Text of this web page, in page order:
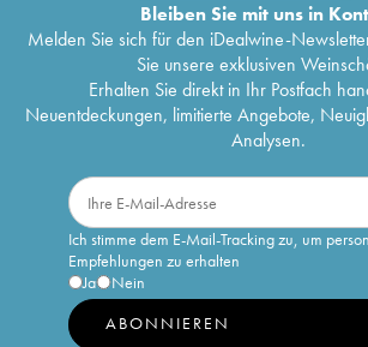
Bleiben Sie mit uns in
Melden Sie sich für den iDealwine-
Sie unsere exklusiven
Erhalten Sie direkt in Ihr Postfach
Neuentdeckungen, limitierte Angebote,
Analysen.
Ich stimme dem E-Mail-Tracking zu, um
Empfehlungen zu erhalten
Ja
Nein
ABONNIEREN